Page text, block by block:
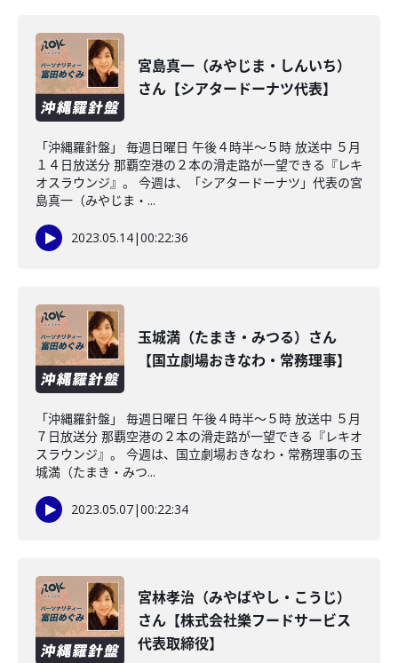
宮島真一（みやじま・しんいち）
さん【シアタードーナツ代表】
「沖縄羅針盤」 毎週日曜日 午後４時半～５時 放送中 ５月
１４日放送分 那覇空港の２本の滑走路が一望できる『レキ
オスラウンジ』。 今週は、「シアタードーナツ」代表の宮
島真一（みやじま・...
2023.05.14|00:22:36
玉城満（たまき・みつる）さん
【国立劇場おきなわ・常務理事】
「沖縄羅針盤」 毎週日曜日 午後４時半～５時 放送中 ５月
７日放送分 那覇空港の２本の滑走路が一望できる『レキオ
スラウンジ』。 今週は、国立劇場おきなわ・常務理事の玉
城満（たまき・みつ...
2023.05.07|00:22:34
宮林孝治（みやばやし・こうじ）
さん【株式会社樂フードサービス
代表取締役】